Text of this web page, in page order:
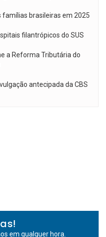
famílias brasileiras em 2025
filantrópicos do SUS
a Reforma Tributária do
antecipada da CBS
em qualquer hora.